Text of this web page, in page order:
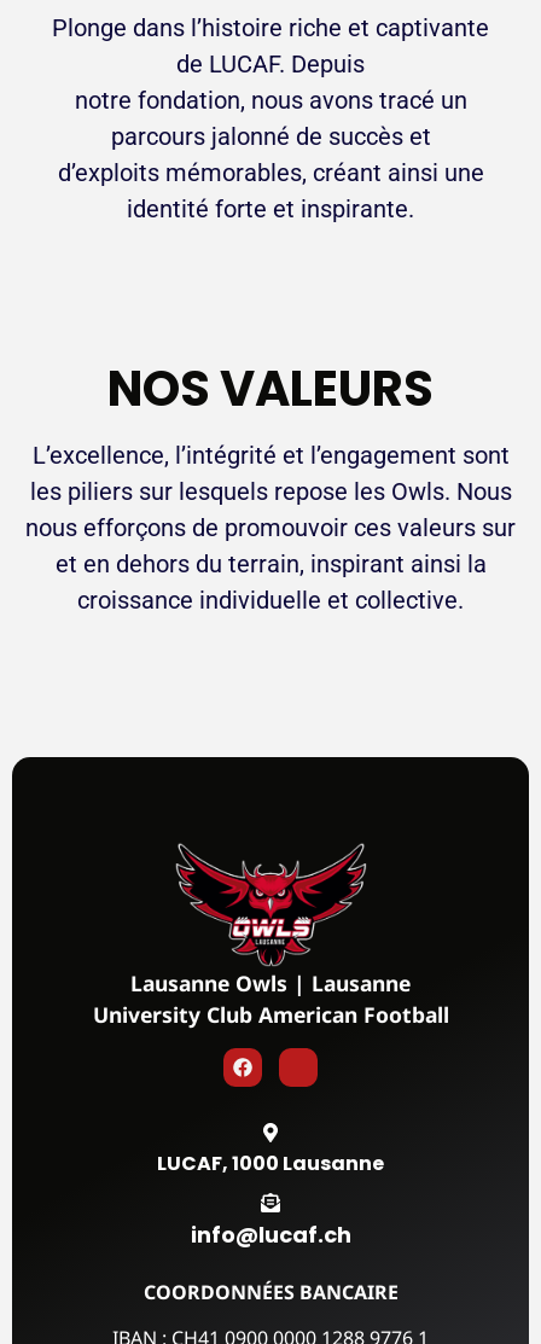
Plonge dans l’histoire riche et captivante
de LUCAF. Depuis
notre fondation, nous avons tracé un
parcours jalonné de succès et
d’exploits mémorables, créant ainsi une
identité forte et inspirante.
NOS VALEURS
L’excellence, l’intégrité et l’engagement sont
les piliers sur lesquels repose les Owls. Nous
nous efforçons de promouvoir ces valeurs sur
et en dehors du terrain, inspirant ainsi la
croissance individuelle et collective.
Lausanne Owls | Lausanne
University Club American Football
LUCAF, 1000 Lausanne
info@lucaf.ch
COORDONNÉES BANCAIRE
IBAN : CH41 0900 0000 1288 9776 1